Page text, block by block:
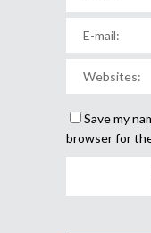
Save my
browser for